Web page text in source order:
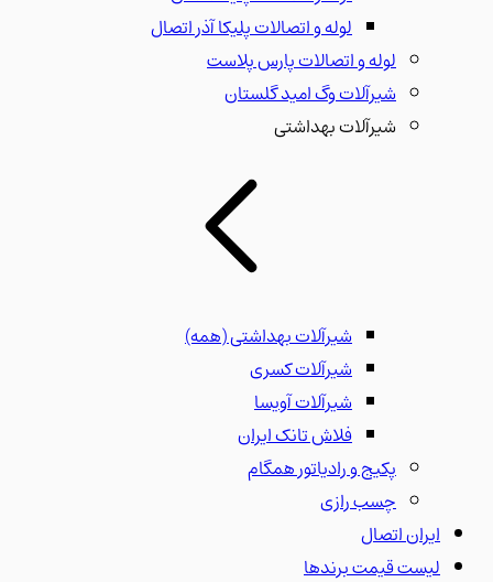
لوله و اتصالات پلیکا آذر اتصال
لوله و اتصالات پارس پلاست
شیرآلات وگ امید گلستان
شیرآلات بهداشتی
شیرآلات بهداشتی(همه)
شیرآلات کسری
شیرآلات آویسا
فلاش تانک ایران
پکیج و رادیاتور همگام
چسب رازی
ایران اتصال
لیست قیمت برندها